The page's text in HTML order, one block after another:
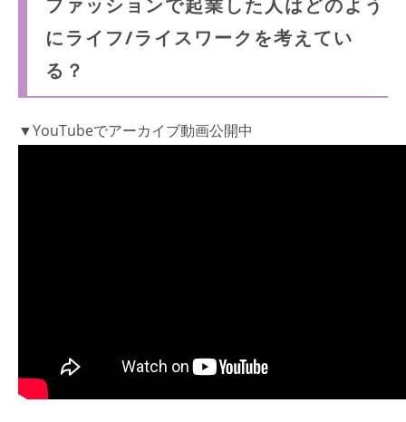
にライフ/ライスワークを考えてい
る？
▼YouTubeでアーカイブ動画公開中